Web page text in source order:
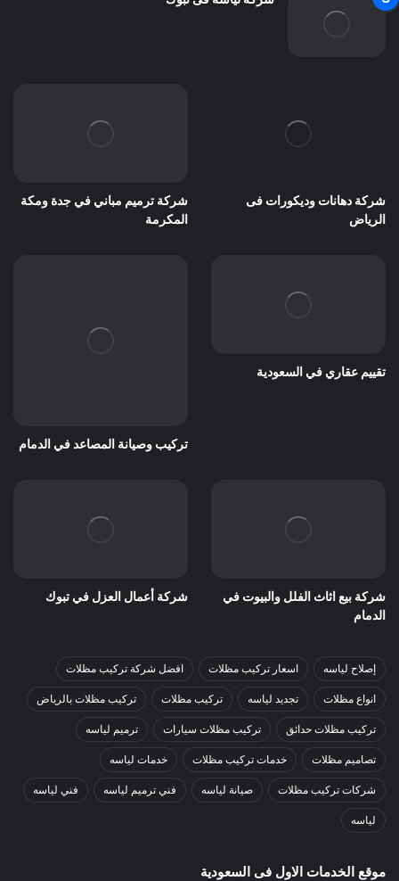
شركة دهانات وديكورات فى
الرياض
شركة ترميم مباني في جدة ومكة
المكرمة
تقييم عقاري في السعودية
تركيب وصيانة المصاعد في الدمام
شركة بيع اثاث الفلل والبيوت في
الدمام
شركة أعمال العزل في تبوك
إصلاح لياسه اسعار تركيب مظلات افضل شركة تركيب مظلات
انواع مظلات تجديد لياسه تركيب مظلات تركيب مظلات بالرياض
تركيب مظلات حدائق تركيب مظلات سيارات ترميم لياسه
تصاميم مظلات خدمات تركيب مظلات خدمات لياسه
شركات تركيب مظلات صيانة لياسه فني ترميم لياسه فني لياسه
لياسه
موقع الخدمات الاول فى السعودية